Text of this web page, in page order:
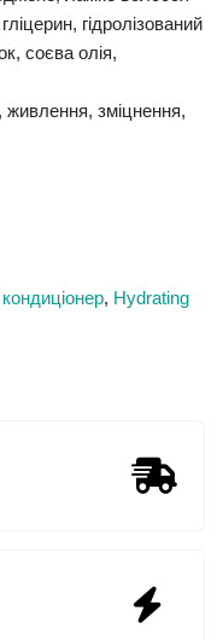
гідролізований
соєва олія,
зміцнення,
, Hydrating